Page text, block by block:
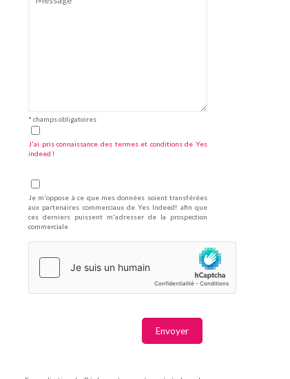
* champs obligatoires
J'ai pris connaissance des termes et conditions de Yes
indeed !
Je m'oppose à ce que mes données soient transférées
aux partenaires commerciaux de Yes Indeed! afin que
ces derniers puissent m'adresser de la prospection
commerciale